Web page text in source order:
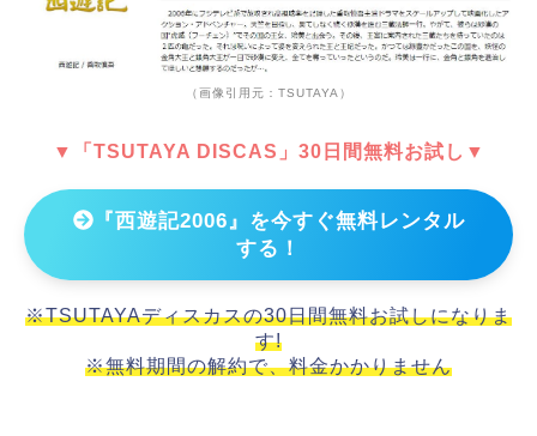
（画像引用元：TSUTAYA）
▼「TSUTAYA DISCAS」30日間無料お試し▼
『西遊記2006』を今すぐ無料レンタル
する！
※TSUTAYAディスカスの30日間無料お試しになりま
す!
※無料期間の解約で、料金かかりません